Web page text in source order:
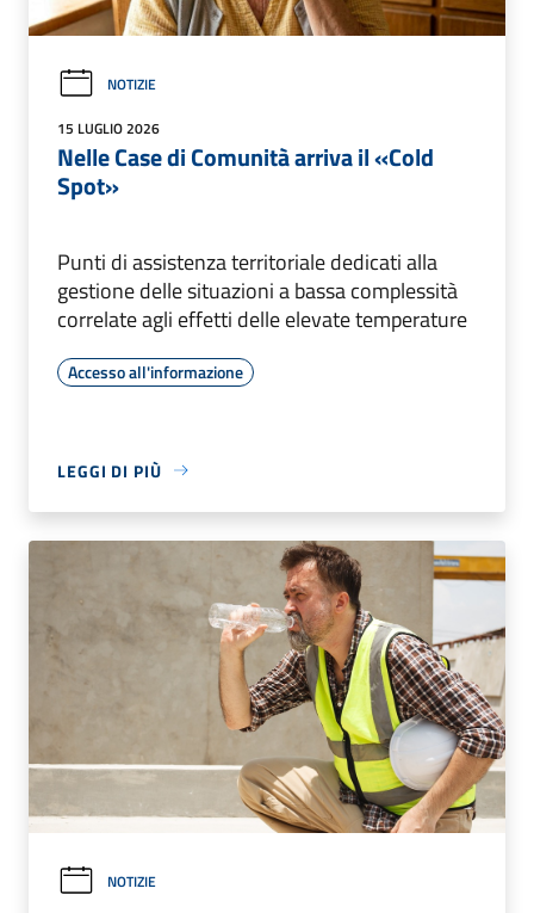
NOTIZIE
15 LUGLIO 2026
Nelle Case di Comunità arriva il «Cold
Spot»
Punti di assistenza territoriale dedicati alla
gestione delle situazioni a bassa complessità
correlate agli effetti delle elevate temperature
Accesso all'informazione
LEGGI DI PIÙ
NOTIZIE